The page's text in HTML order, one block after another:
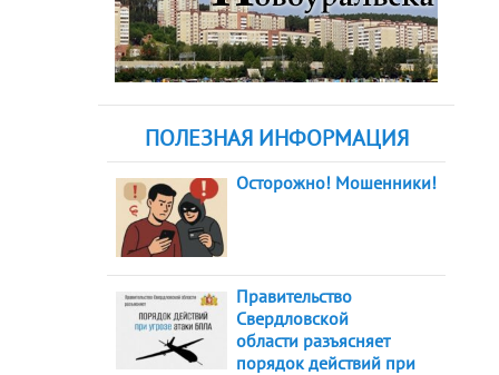
ПОЛЕЗНАЯ ИНФОРМАЦИЯ
Осторожно! Мошенники!
Правительство
Свердловской
области разъясняет
порядок действий при